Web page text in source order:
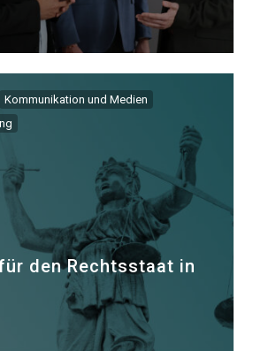
Kommunikation und Medien
den Rechtsstaat in